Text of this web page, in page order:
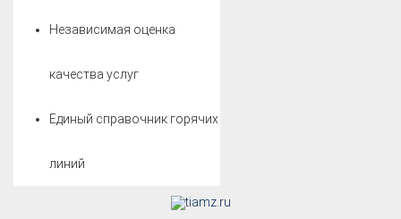
Независимая оценка
качества услуг
Единый справочник горячих
линий